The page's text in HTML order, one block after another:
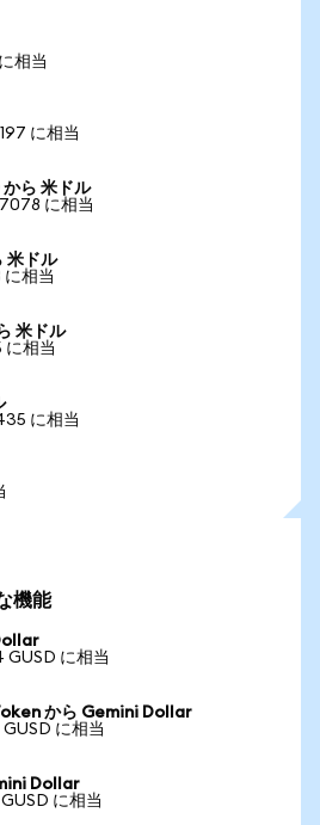
相当
に相当
ら 米ドル
に相当
米ドル
に相当
米ドル
に相当
に相当
機能
GUSD に相当
から Gemini Dollar
に相当
Dollar
に相当